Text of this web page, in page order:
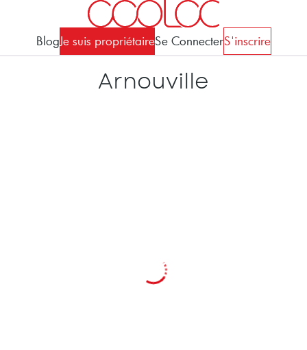
BlogJe suis propriétaireSe ConnecterS'inscrire
Arnouville